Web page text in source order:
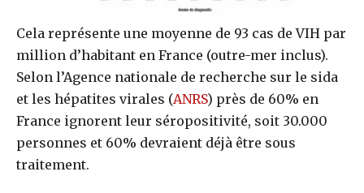
Cela représente une moyenne de 93 cas de VIH par
million d’habitant en France (outre-mer inclus).
Selon l’Agence nationale de recherche sur le sida
et les hépatites virales (ANRS) près de 60% en
France ignorent leur séropositivité, soit 30.000
personnes et 60% devraient déjà être sous
traitement.